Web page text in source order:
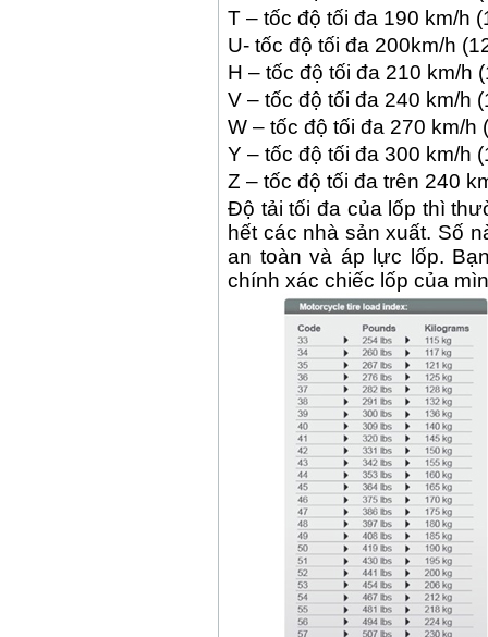
T – tốc độ tối đa 190 km/h
U- tốc độ tối đa 200km/h
H – tốc độ tối đa 210 km/h
V – tốc độ tối đa 240 km/h
W – tốc độ tối đa 270 km/h
Y – tốc độ tối đa 300 km/h
Z – tốc độ tối đa trên 240
Độ tải tối đa của lốp thì
hết các nhà sản xuất. Số
an toàn và áp lực lốp.
chính xác chiếc lốp của